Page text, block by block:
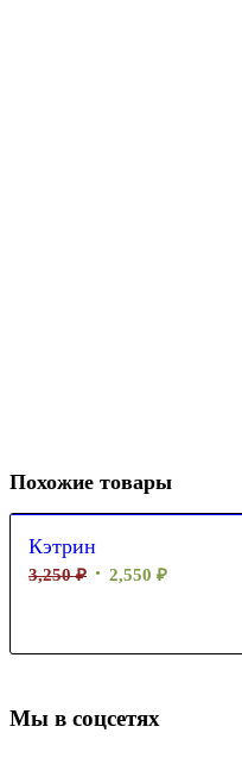
Похожие товары
Кэтрин
3,250₽ 2,550 ₽
Мы в соцсетях